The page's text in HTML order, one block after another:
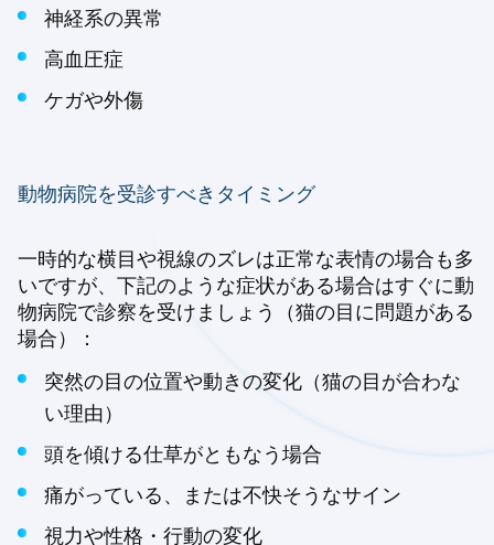
神経系の異常
高血圧症
ケガや外傷
動物病院を受診すべきタイミング
一時的な横目や視線のズレは正常な表情の場合も多
いですが、下記のような症状がある場合はすぐに動
物病院で診察を受けましょう（猫の目に問題がある
場合）：
突然の目の位置や動きの変化（猫の目が合わな
い理由）
頭を傾ける仕草がともなう場合
痛がっている、または不快そうなサイン
視力や性格・行動の変化